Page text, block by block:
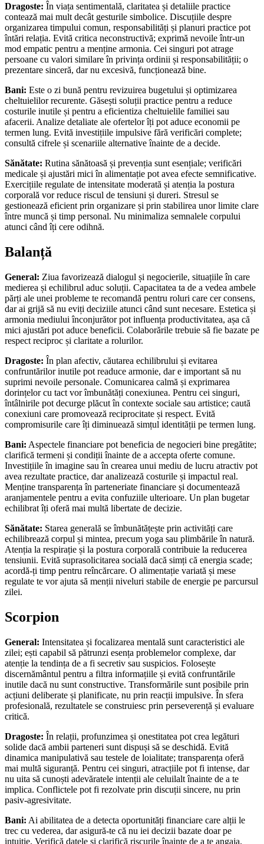
Dragoste: În viața sentimentală, claritatea și detaliile practice
contează mai mult decât gesturile simbolice. Discuțiile despre
organizarea timpului comun, responsabilități și planuri practice pot
întări relația. Evită critica neconstructivă; exprimă nevoile într-un
mod empatic pentru a menține armonia. Cei singuri pot atrage
persoane cu valori similare în privința ordinii și responsabilității; o
prezentare sinceră, dar nu excesivă, funcționează bine.
Bani: Este o zi bună pentru revizuirea bugetului și optimizarea
cheltuielilor recurente. Găsești soluții practice pentru a reduce
costurile inutile și pentru a eficientiza cheltuielile familiei sau
afacerii. Analize detaliate ale ofertelor îți pot aduce economii pe
termen lung. Evită investițiile impulsive fără verificări complete;
consultă cifrele și scenariile alternative înainte de a decide.
Sănătate: Rutina sănătoasă și prevenția sunt esențiale; verificări
medicale și ajustări mici în alimentație pot avea efecte semnificative.
Exercițiile regulate de intensitate moderată și atenția la postura
corporală vor reduce riscul de tensiuni și dureri. Stresul se
gestionează eficient prin organizare și prin stabilirea unor limite clare
între muncă și timp personal. Nu minimaliza semnalele corpului
atunci când îți cere odihnă.
Balanță
General: Ziua favorizează dialogul și negocierile, situațiile în care
medierea și echilibrul aduc soluții. Capacitatea ta de a vedea ambele
părți ale unei probleme te recomandă pentru roluri care cer consens,
dar ai grijă să nu eviți deciziile atunci când sunt necesare. Estetica și
armonia mediului înconjurător pot influența productivitatea, așa că
mici ajustări pot aduce beneficii. Colaborările trebuie să fie bazate pe
respect reciproc și claritate a rolurilor.
Dragoste: În plan afectiv, căutarea echilibrului și evitarea
confruntărilor inutile pot readuce armonie, dar e important să nu
suprimi nevoile personale. Comunicarea calmă și exprimarea
dorințelor cu tact vor îmbunătăți conexiunea. Pentru cei singuri,
întâlnirile pot decurge plăcut în contexte sociale sau artistice; caută
conexiuni care promovează reciprocitate și respect. Evită
compromisurile care îți diminuează simțul identității pe termen lung.
Bani: Aspectele financiare pot beneficia de negocieri bine pregătite;
clarifică termeni și condiții înainte de a accepta oferte comune.
Investițiile în imagine sau în crearea unui mediu de lucru atractiv pot
avea rezultate practice, dar analizează costurile și impactul real.
Menține transparența în parteneriate financiare și documentează
aranjamentele pentru a evita confuziile ulterioare. Un plan bugetar
echilibrat îți oferă mai multă libertate de decizie.
Sănătate: Starea generală se îmbunătățește prin activități care
echilibrează corpul și mintea, precum yoga sau plimbările în natură.
Atenția la respirație și la postura corporală contribuie la reducerea
tensiunii. Evită suprasolicitarea socială dacă simți că energia scade;
acordă-ți timp pentru reîncărcare. O alimentație variată și mese
regulate te vor ajuta să menții niveluri stabile de energie pe parcursul
zilei.
Scorpion
General: Intensitatea și focalizarea mentală sunt caracteristici ale
zilei; ești capabil să pătrunzi esența problemelor complexe, dar
atenție la tendința de a fi secretiv sau suspicios. Folosește
discernământul pentru a filtra informațiile și evită confruntările
inutile dacă nu sunt constructive. Transformările sunt posibile prin
acțiuni deliberate și planificate, nu prin reacții impulsive. În sfera
profesională, rezultatele se construiesc prin perseverență și evaluare
critică.
Dragoste: În relații, profunzimea și onestitatea pot crea legături
solide dacă ambii parteneri sunt dispuși să se deschidă. Evită
dinamica manipulativă sau testele de loialitate; transparența oferă
mai multă siguranță. Pentru cei singuri, atracțiile pot fi intense, dar
nu uita să cunoști adevăratele intenții ale celuilalt înainte de a te
implica. Conflictele pot fi rezolvate prin discuții sincere, nu prin
pasiv-agresivitate.
Bani: Ai abilitatea de a detecta oportunități financiare care alții le
trec cu vederea, dar asigură-te că nu iei decizii bazate doar pe
intuiție. Verifică datele și clarifică riscurile înainte de a te angaja.